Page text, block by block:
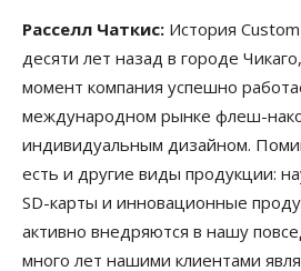
Расселл Чаткис: История
десяти лет назад в городе
момент компания успешно
международном рынке флеш-
индивидуальным дизайном.
есть и другие виды продукции:
SD-карты и инновационные
активно внедряются в нашу
много лет нашими клиентами